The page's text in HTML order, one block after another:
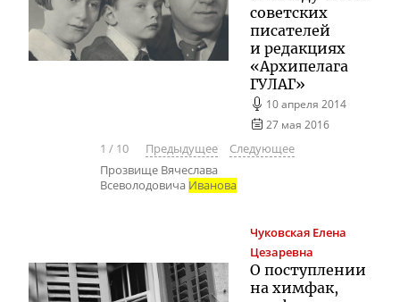
советских
писателей
и редакциях
«Архипелага
ГУЛАГ»
10 апреля 2014
27 мая 2016
1 / 10 Предыдущее
Следующее
Прозвище Вячеслава
Всеволодовича Иванова
Чуковская Елена
Цезаревна
О поступлении
на химфак,